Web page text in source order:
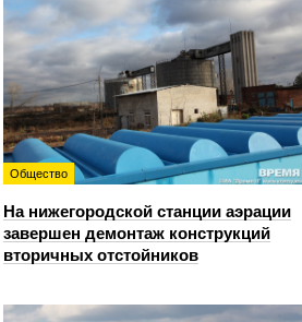
Общество
На нижегородской станции аэрации
завершен демонтаж конструкций
вторичных отстойников